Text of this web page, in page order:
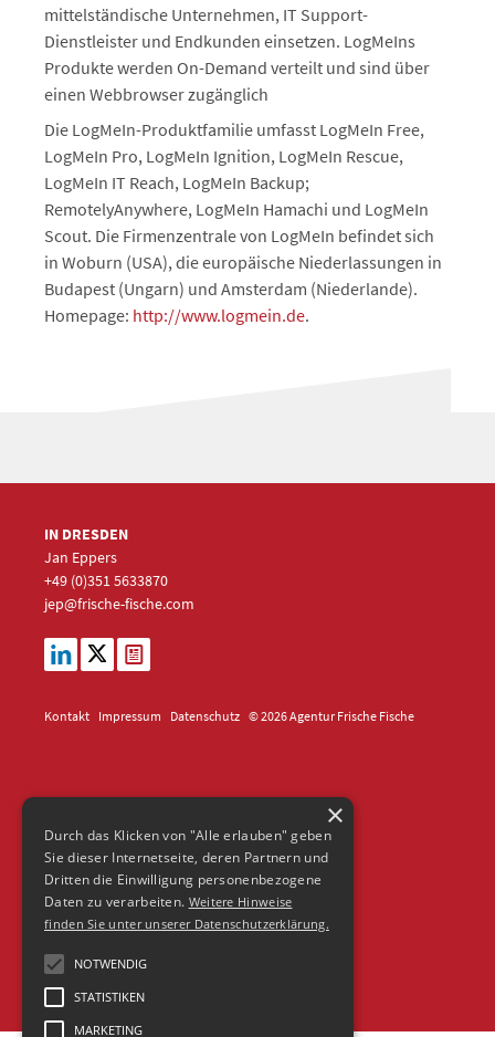
mittelständische Unternehmen, IT Support-
Dienstleister und Endkunden einsetzen. LogMeIns
Produkte werden On-Demand verteilt und sind über
einen Webbrowser zugänglich
Die LogMeIn-Produktfamilie umfasst LogMeIn Free,
LogMeIn Pro, LogMeIn Ignition, LogMeIn Rescue,
LogMeIn IT Reach, LogMeIn Backup;
RemotelyAnywhere, LogMeIn Hamachi und LogMeIn
Scout. Die Firmenzentrale von LogMeIn befindet sich
in Woburn (USA), die europäische Niederlassungen in
Budapest (Ungarn) und Amsterdam (Niederlande).
Homepage: http://www.logmein.de.
IN DRESDEN
Jan Eppers
+49 (0)3515633870
jep@frische-fische.com
Kontakt Impressum Datenschutz © 2026 Agentur Frische Fische
×
Durch das Klicken von "Alle erlauben" geben
Sie dieser Internetseite, deren Partnern und
Dritten die Einwilligung personenbezogene
Daten zu verarbeiten. Weitere Hinweise
finden Sie unter unserer Datenschutzerklärung.
NOTWENDIG
STATISTIKEN
MARKETING